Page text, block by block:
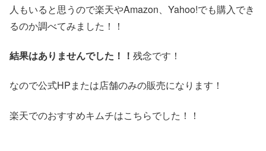
人もいると思うので楽天やAmazon、Yahoo!でも購入でき
るのか調べてみました！！
結果はありませんでした！！ 残念です！
なので公式HPまたは店舗のみの販売になります！
楽天でのおすすめキムチはこちらでした！！